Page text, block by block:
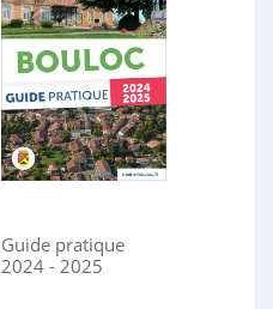
Guide pratique
2024 - 2025